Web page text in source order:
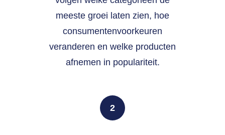
meeste groei laten zien, hoe
consumentenvoorkeuren
veranderen en welke producten
afnemen in populariteit.
2